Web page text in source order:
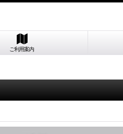
ご利用案内